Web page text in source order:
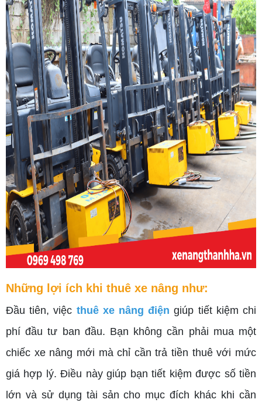
Những lợi ích khi thuê xe nâng như:
Đầu tiên, việc thuê xe nâng điện giúp tiết kiệm chi
phí đầu tư ban đầu. Bạn không cần phải mua một
chiếc xe nâng mới mà chỉ cần trả tiền thuê với mức
giá hợp lý. Điều này giúp bạn tiết kiệm được số tiền
lớn và sử dụng tài sản cho mục đích khác khi cần